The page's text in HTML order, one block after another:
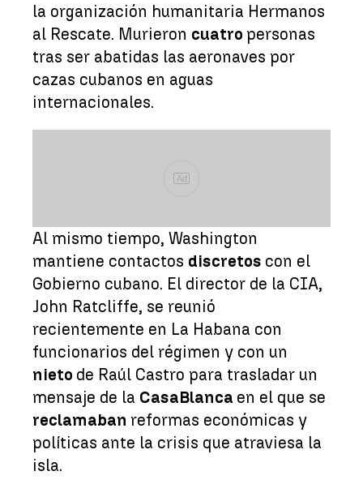
la organización humanitaria Hermanos
al Rescate. Murieron cuatro personas
tras ser abatidas las aeronaves por
cazas cubanos en aguas
internacionales.
Ad
Al mismo tiempo, Washington
mantiene contactos discretos con el
Gobierno cubano. El director de la CIA,
John Ratcliffe, se reunió
recientemente en La Habana con
funcionarios del régimen y con un
nieto de Raúl Castro para trasladar un
mensaje de la CasaBlanca en el que se
reclamaban reformas económicas y
políticas ante la crisis que atraviesa la
isla.